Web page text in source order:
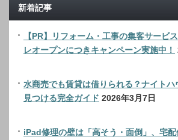
新着記事
【PR】リフォーム・工事の集客サービ
レオープンにつきキャンペーン実施中！
水商売でも賃貸は借りられる？ナイト
見つける完全ガイド 2026年3月7日
iPad修理の壁は「高そう・面倒」、宅